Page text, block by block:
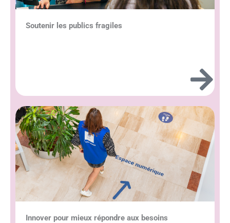
Soutenir les publics fragiles
Innover pour mieux répondre aux besoins